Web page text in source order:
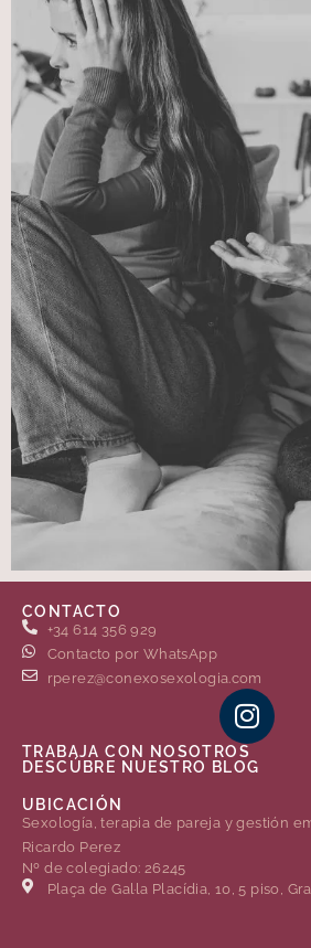
CONTACTO
+34 614 356 929
Contacto por WhatsApp
rperez@conexosexologia.com
TRABAJA CON NOSOTROS
DESCÚBRE NUESTRO BLOG
UBICACIÓN
Sexología, terapia de pareja y gestión
Ricardo Perez
Nº de colegiado: 26245
Plaça de Gal·la Placídia, 10, 5 piso,